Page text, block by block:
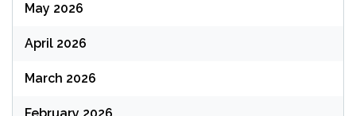
May 2026
April 2026
March 2026